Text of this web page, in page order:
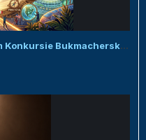
Honorowy dyplom w Malawijskim Konkursie Bukmacherskim :)